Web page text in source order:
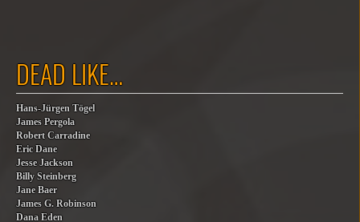
DEAD LIKE…
Hans-Jürgen Tögel
James Pergola
Robert Carradine
Eric Dane
Jesse Jackson
Billy Steinberg
Jane Baer
James G. Robinson
Dana Eden